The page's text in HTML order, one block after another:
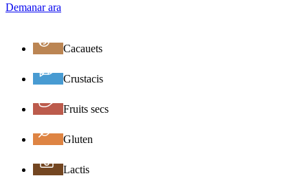
Demanar ara
Cacauets
Crustacis
Fruits secs
Gluten
Lactis